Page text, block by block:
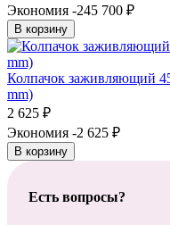
Экономия -245 700 ₽
В корзину
Колпачок заживляющий
mm)
2 625 ₽
Экономия -2 625 ₽
В корзину
Есть вопросы?